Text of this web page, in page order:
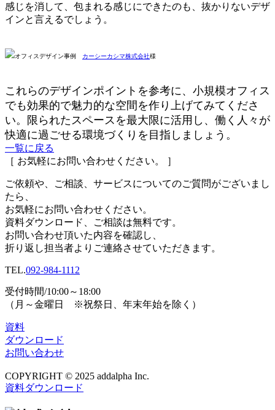
感じを消して、包まれる感じにできたのも、抜かりないデザ
インと言えるでしょう。
オフィスデザイン事例 カーシーカシマ株式会社様
これらのデザインポイントを参考に、小規模オフィス
でも効果的で魅力的な空間を作り上げてみてくださ
い。限られたスペースを最大限に活用し、働く人々が
快適に過ごせる環境づくりを目指しましょう。
一覧に戻る
［ お気軽にお問い合わせください。 ］
ご依頼や、ご相談、サービスについてのご質問がございまし
たら、
お気軽にお問い合わせください。
資料ダウンロード、
ご相談は無料です。
お問い合わせ頂いた内容を確認し、
折り返し担当者よりご連絡させていただきます。
TEL.092-984-1112
受付時間/10:00～18:00
（月～金曜日 ※祝祭日、年末年始を除く）
資料
ダウンロード
お問い合わせ
COPYRIGHT © 2025 addalpha Inc.
資料ダウンロード